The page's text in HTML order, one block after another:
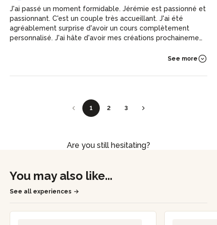
J'ai passé un moment formidable. Jérémie est passionné et
passionnant. C'est un couple très accueillant. J'ai été
agréablement surprise d'avoir un cours complètement
personnalisé. J'ai hâte d'avoir mes créations prochainement.
See more
1 2 3
Are you still hesitating?
You may also like...
See all experiences